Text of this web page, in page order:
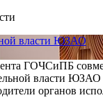
власти ЮЗАО
ГОЧСиПБ
власти
органов